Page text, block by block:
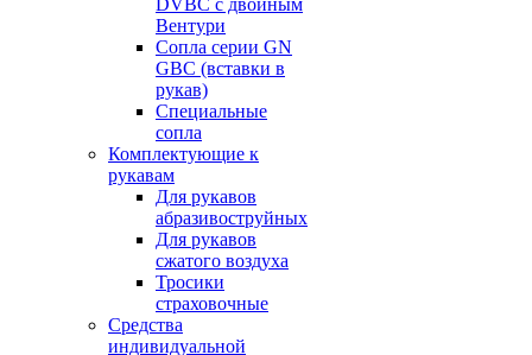
DVBC с двойным
Вентури
Сопла серии GN
GBC (вставки в
рукав)
Специальные
сопла
Комплектующие к
рукавам
Для рукавов
абразивоструйных
Для рукавов
сжатого воздуха
Тросики
страховочные
Средства
индивидуальной